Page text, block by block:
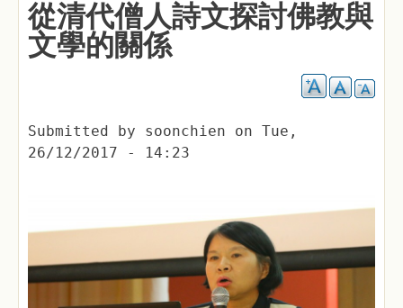
從清代僧人詩文探討佛教與
文學的關係
Submitted by soonchien on Tue,
26/12/2017 - 14:23